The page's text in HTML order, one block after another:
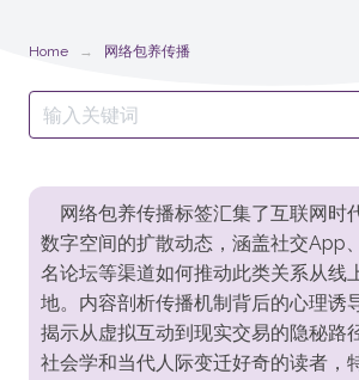
Home 网络包养传播
Search
for:
网络包养传播标签汇集了互联网时
数字空间的扩散动态，涵盖社交App
名论坛等渠道如何推动此类关系从线
地。内容剖析传播机制背后的心理诱
揭示从虚拟互动到现实交易的隐秘路
社会学和当代人际变迁好奇的读者，